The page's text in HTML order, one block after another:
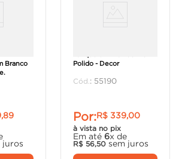
Branco
,89
juros
Polido - Decor
: 55190
Por:R$ 339,00
à vista no pix
Em até 6x de
R$ 56,50 sem juros